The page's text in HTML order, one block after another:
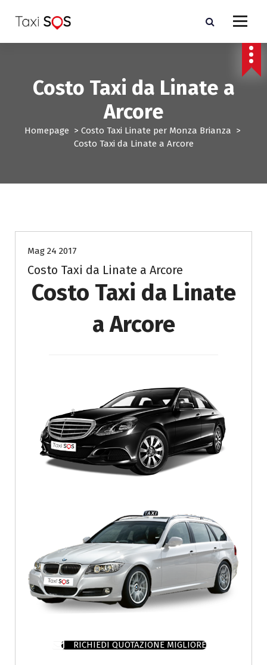
a
Costo Taxi da Linate a
Arcore
Homepage > Costo Taxi Linate per Monza Brianza >
Costo Taxi da Linate a Arcore
Mag 24 2017
Costo Taxi da Linate a Arcore
Costo Taxi da Linate
a Arcore
RICHIEDI QUOTAZIONE MIGLIORE